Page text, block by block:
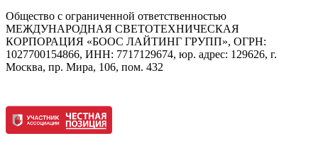
Общество с ограниченной ответственностью
МЕЖДУНАРОДНАЯ СВЕТОТЕХНИЧЕСКАЯ
КОРПОРАЦИЯ «БООС ЛАЙТИНГ ГРУПП», ОГРН:
1027700154866, ИНН: 7717129674, юр. адрес: 129626, г.
Москва, пр. Мира, 106, пом. 432